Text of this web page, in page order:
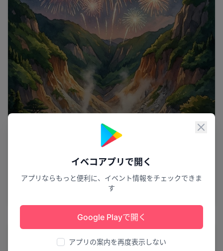
閉じ
イベコアプリで開く
アプリならもっと便利に、イベント情報をチェックできま
す
Google Playで開く
アプリの案内を再度表示しない
第49回 雄勝大花火大会
祭り